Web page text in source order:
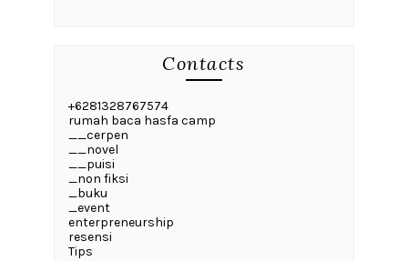
Contacts
+6281328767574
rumah baca hasfa camp
__cerpen
__novel
__puisi
_non fiksi
_buku
_event
enterpreneurship
resensi
Tips